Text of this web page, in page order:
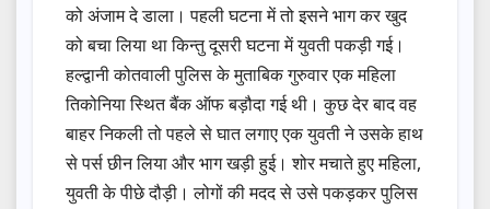
को अंजाम दे डाला। पहली घटना में तो इसने भाग कर खुद
को बचा लिया था किन्तु दूसरी घटना में युवती पकड़ी गई।
हल्द्वानी कोतवाली पुलिस के मुताबिक गुरुवार एक महिला
तिकोनिया स्थित बैंक ऑफ बड़ौदा गई थी। कुछ देर बाद वह
बाहर निकली तो पहले से घात लगाए एक युवती ने उसके हाथ
से पर्स छीन लिया और भाग खड़ी हुई। शोर मचाते हुए महिला,
युवती के पीछे दौड़ी। लोगों की मदद से उसे पकड़कर पुलिस